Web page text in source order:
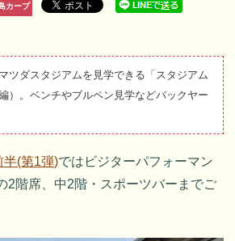
カープ
ツダスタジアムを見学できる「スタジアム
）。ベンチやブルペン見学などバックヤー
半(第1弾)ではビジターパフォーマン
2階席、中2階・スポーツバーまでご